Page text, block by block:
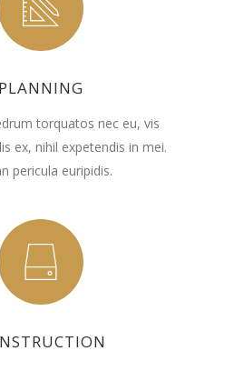
PLANNING
torquatos nec eu, vis
ex, nihil expetendis in mei.
pericula euripidis.